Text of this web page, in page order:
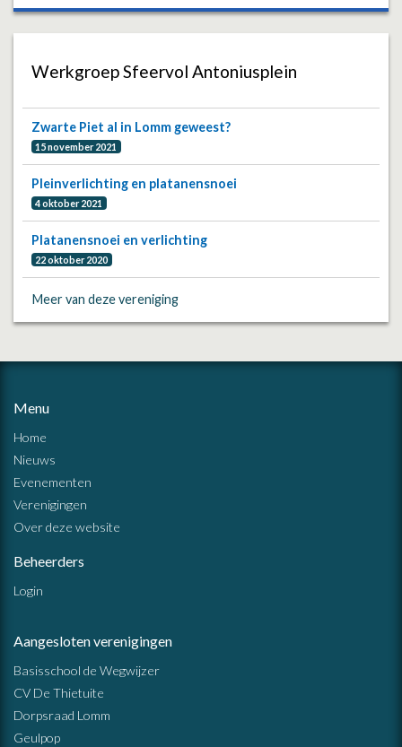
Werkgroep Sfeervol Antoniusplein
Zwarte Piet al in Lomm geweest?
15 november 2021
Pleinverlichting en platanensnoei
4 oktober 2021
Platanensnoei en verlichting
22 oktober 2020
Meer van deze vereniging
Menu
Home
Nieuws
Evenementen
Verenigingen
Over deze website
Beheerders
Login
Aangesloten verenigingen
Basisschool de Wegwijzer
CV De Thietuite
Dorpsraad Lomm
Geulpop